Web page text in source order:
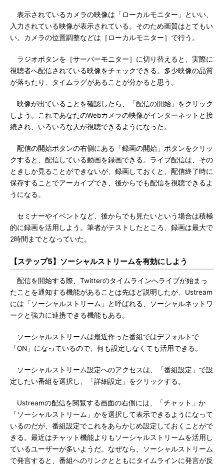
表示されているカメラの映像は「ローカルモニター」といい、
入力されている映像が表示されている。そのため画質はとてもい
い。カメラの位置調整などは［ローカルモニター］で行う。
ラジオボタンを［サーバーモニター］に切り替えると、実際に
視聴者へ配信されている映像をチェックできる。多少映像の品質
が落ちたり、タイムラグがあることが分かると思う。
映像が出ていることを確認したら、「配信の開始」をクリック
しよう。これであなたのWebカメラの映像がインターネットと接
続され、いろいろな人が視聴できるようになった。
配信の開始ボタンの右側にある「録画の開始」ボタンをクリッ
クすると、配信している動画を録画できる。ライブ配信は、その
ときしか見ることができないが、録画しておくと、配信終了時に
保存することでアーカイブでき、後からでも配信を視聴できるよ
うになる。
セミナーやイベントなど、後からでも見たいという場合は積極
的に録画を活用しよう。筆者がテストしたところ、録画は最大で
2時間までとなっていた。
【ステップ5】ソーシャルストリームを有効にしよう
配信を開始する際、Twitterのタイムラインへライブが始まっ
たことを通知する機能があることは先ほど説明したが、Ustream
には「ソーシャルストリーム」と呼ばれる、ソーシャルネットワ
ークと強力に連携できる機能もある。
ソーシャルストリームは最近作った番組ではデフォルトで
「ON」になっているので、何も設定しなくても活用できる。
ソーシャルストリーム設定へのアクセスは、「番組設定」で設
定したい番組を選択し、「詳細設定」をクリックする。
Ustreamの配信を閲覧する画面の右側には、「チャット」か
「ソーシャルストリーム」かを選択して表示できるようになって
いるのだが、番組設定でこれをあらかじめ設定しておくことがで
きる。最近はチャット機能よりもソーシャルストリームを活用し
ているユーザーが多いようだ。なぜなら、ソーシャルストリーム
で発言すると、番組へのリンクとともにタイムラインに発言が反